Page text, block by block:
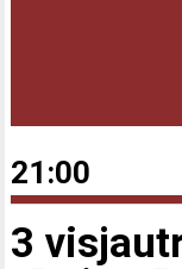
21:00
3